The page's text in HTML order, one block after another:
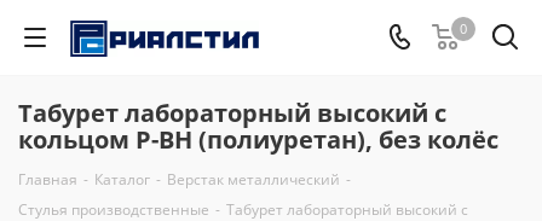
0
Табурет лабораторный высокий с
кольцом Р-ВН (полиуретан), без колёс
Главная - Каталог - Верстак металлический -
Стулья производственные - Табурет лабораторный высокий с